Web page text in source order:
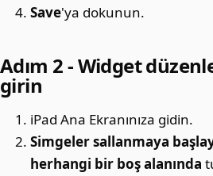
Save'ya dokunun.
Adım 2 - Widget
girin
iPad Ana Ekranınıza gidin.
Simgeler sallanmaya
herhangi bir boş alanında